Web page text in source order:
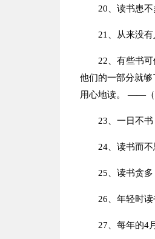
20、读书患
21、从来没
22、有些书
他们的一部分就
用心地读。 ——（
23、一日不书
24、读书而
25、读书贪多
26、年轻时
27、每年的4